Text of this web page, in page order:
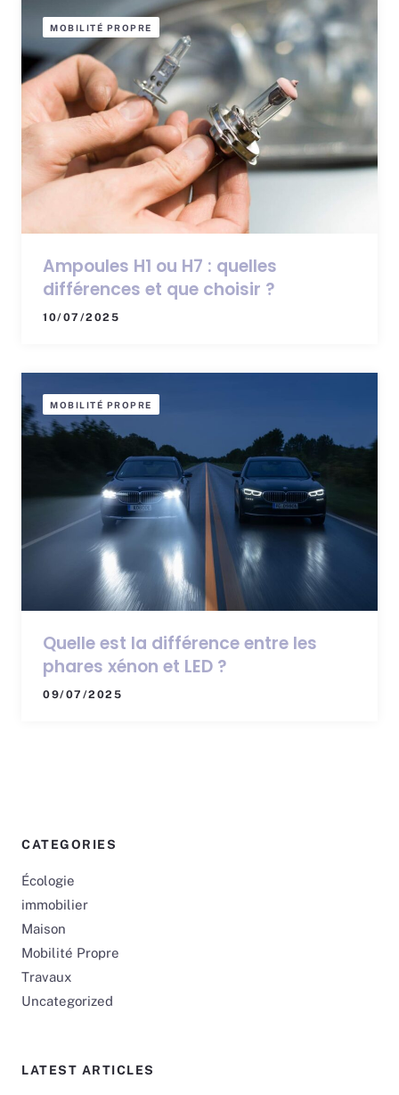
MOBILITÉ PROPRE
Ampoules H1 ou H7 : quelles
différences et que choisir ?
10/07/2025
MOBILITÉ PROPRE
Quelle est la différence entre les
phares xénon et LED ?
09/07/2025
CATEGORIES
Écologie
immobilier
Maison
Mobilité Propre
Travaux
Uncategorized
LATEST ARTICLES